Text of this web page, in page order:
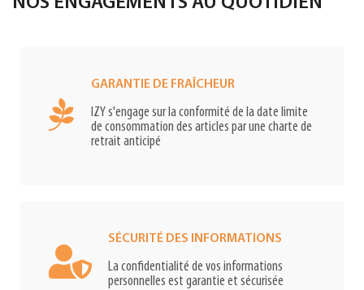
GARANTIE DE FRAÎCHEUR
IZY s'engage sur la conformité de la date limite
de consommation des articles par une charte de
retrait anticipé
SÉCURITÉ DES INFORMATIONS
La confidentialité de vos informations
personnelles est garantie et sécurisée